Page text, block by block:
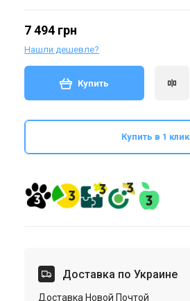
7 494 грн
Нашли дешевле?
Купить
Купить в 1 клик
Доставка по Украине
Доставка Новой Почтой